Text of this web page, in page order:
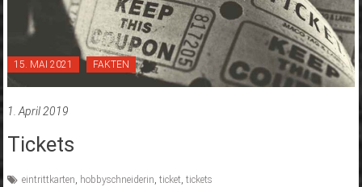
15. MAI 2021 FAKTEN
1. April 2019
Tickets
eintrittkarten, hobbyschneiderin, ticket, tickets